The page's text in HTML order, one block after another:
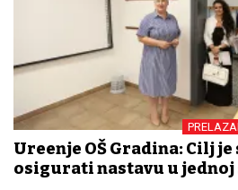
Uređenje OŠ Gradina: Cilj
osigurati nastavu u jednoj